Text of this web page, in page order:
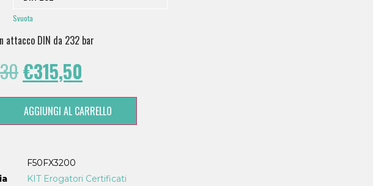
Svuota
attacco DIN da 232 bar
€315,50
AGGIUNGI AL CARRELLO
F50FX3200
KIT Erogatori Certificati